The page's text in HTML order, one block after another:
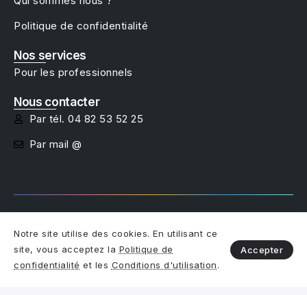
Politique de confidentialité
Nos services
Pour les professionnels
Nous contacter
Par tél. 04 82 53 52 25
Par mail @
Restez connectés :
Notre site utilise des cookies. En utilisant ce
site, vous acceptez la Politique de
confidentialité et les Conditions d'utilisation.
Accepter
Je trouve mon bien